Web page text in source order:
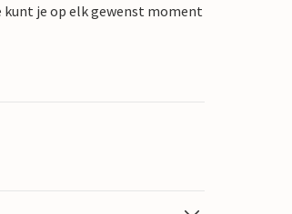
kunt je op elk gewenst moment